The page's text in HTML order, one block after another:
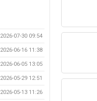
2026-07-30 09:54
2026-06-16 11:38
2026-06-05 13:05
2026-05-29 12:51
2026-05-13 11:26